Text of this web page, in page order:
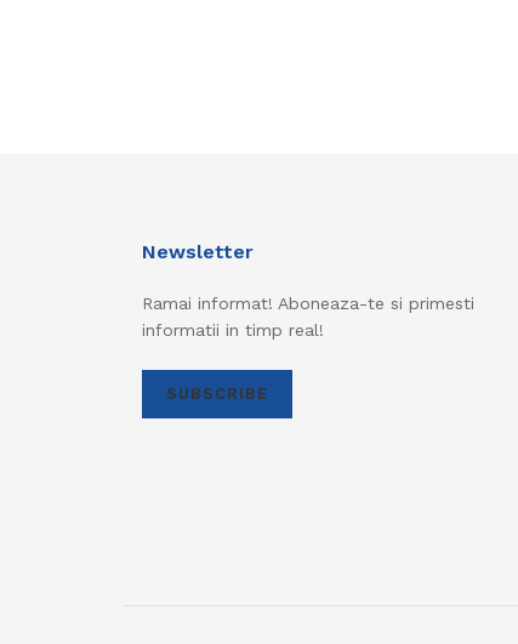
Newsletter
Ramai informat! Aboneaza-te si primesti
informatii in timp real!
SUBSCRIBE